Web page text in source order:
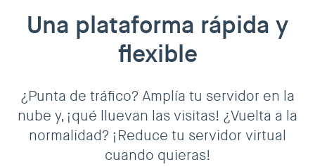
Una plataforma rápida y
flexible
¿Punta de tráfico? Amplía tu servidor en la
nube y, ¡qué lluevan las visitas! ¿Vuelta a la
normalidad? ¡Reduce tu servidor virtual
cuando quieras!